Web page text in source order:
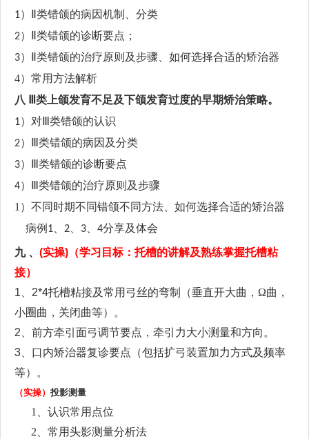
1） Ⅱ类错颌的病因机制、分类
2） Ⅱ类错颌的诊断要点；
3） Ⅱ类错颌的治疗原则及步骤、如何选择合适的矫治器
4） 常用方法解析
八
类上颌发育不足及下颌发育过度的早期矫治策略。
1） 对Ⅲ类错颌的认识
2） Ⅲ类错颌的病因及分类
3） Ⅲ类错颌的诊断要点
4） Ⅲ类错颌的治疗原则及步骤
1） 不同时期不同错颌不同方法、如何选择合适的矫治器
病例 1、 2、 3、 4分享及体会
九 、 (实操) （学习目标：托槽的讲解及熟练掌握托槽粘
接）
1、2*4托槽粘接及常用弓丝的弯制（垂直开大曲， Ω曲，
小圈曲，关闭曲等）。
2、 前方牵引面弓调节要点，牵引力大小测量和方向。
3、
口内矫治器复诊要点（包括扩弓装置加力方式及频率
等）。
（实操） 投影测量
1、 认识常用点位
2、 常用头影测量分析法